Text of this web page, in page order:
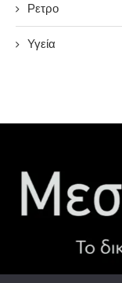
Ρετρο
Υγεία